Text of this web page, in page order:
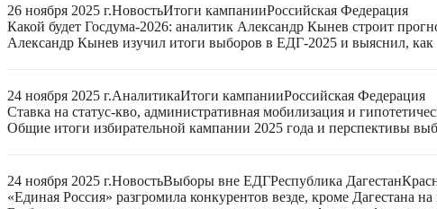
26 ноября 2025 г.НовостьИтоги кампанииРоссийская Федерация
Какой будет Госдума-2026: аналитик Александр Кынев строит
Александр Кынев изучил итоги выборов в ЕДГ-2025 и выяснил,
24 ноября 2025 г.АналитикаИтоги кампанииРоссийская Федерация
Ставка на статус-кво, административная мобилизация и
Общие итоги избирательной кампании 2025 года и перспективы
24 ноября 2025 г.НовостьВыборы вне ЕДГРеспублика Дагестан
«Единая Россия» разгромила конкурентов везде, кроме Дагестана